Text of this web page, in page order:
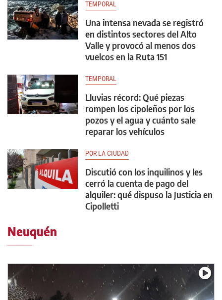
TEMPORAL
Una intensa nevada se registró
en distintos sectores del Alto
Valle y provocó al menos dos
vuelcos en la Ruta 151
TEMPORAL
Lluvias récord: Qué piezas
rompen los cipoleños por los
pozos y el agua y cuánto sale
reparar los vehículos
POR LA CIUDAD
Discutió con los inquilinos y les
cerró la cuenta de pago del
alquiler: qué dispuso la Justicia en
Cipolletti
Neuquén